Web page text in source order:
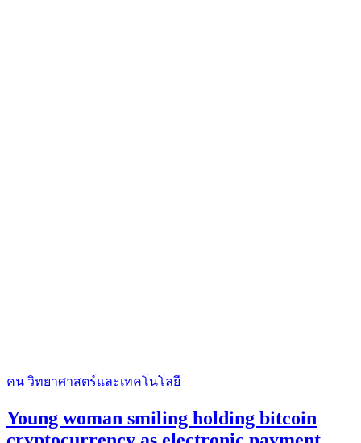
คน วิทยาศาสตร์และเทคโนโลยี
Young woman smiling holding bitcoin